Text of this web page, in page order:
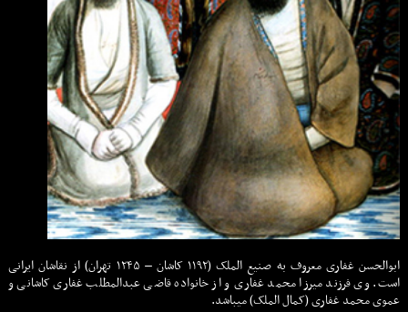
ابوالحسن غفاری معروف به صنیع الملک (۱۱۹۲ کاشان – ۱۲۴۵ تهران) از نقاشان ایرانی
است. وی فرزند میرزا محمد غفاری و از خانواده قاضی عبدالمطلب غفاری کاشانی و
عموی محمد غفاری (کمال الملک) میباشد.